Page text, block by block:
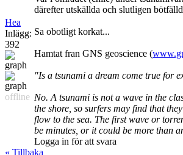
Hea
Inlägg:
392
offline
därefter utskällda och slutligen
Sa obotligt korkat...
Hamtat fran GNS geoscience (
"Is a tsunami a dream come true for
No. A tsunami is not a wave in the
the shore, so surfers may find that
flow to the sea. The first wave or
be minutes, or it could be more than
Logga in för att svara
« Tillbaka